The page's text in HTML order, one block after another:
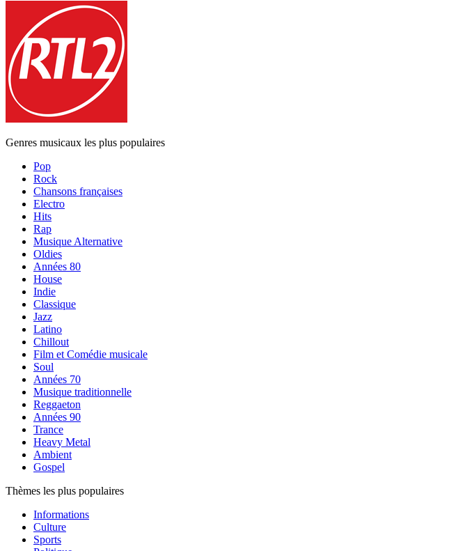
Genres musicaux les plus populaires
Pop
Rock
Chansons françaises
Electro
Hits
Rap
Musique Alternative
Oldies
Années 80
House
Indie
Classique
Jazz
Latino
Chillout
Film et Comédie musicale
Soul
Années 70
Musique traditionnelle
Reggaeton
Années 90
Trance
Heavy Metal
Ambient
Gospel
Thèmes les plus populaires
Informations
Culture
Sports